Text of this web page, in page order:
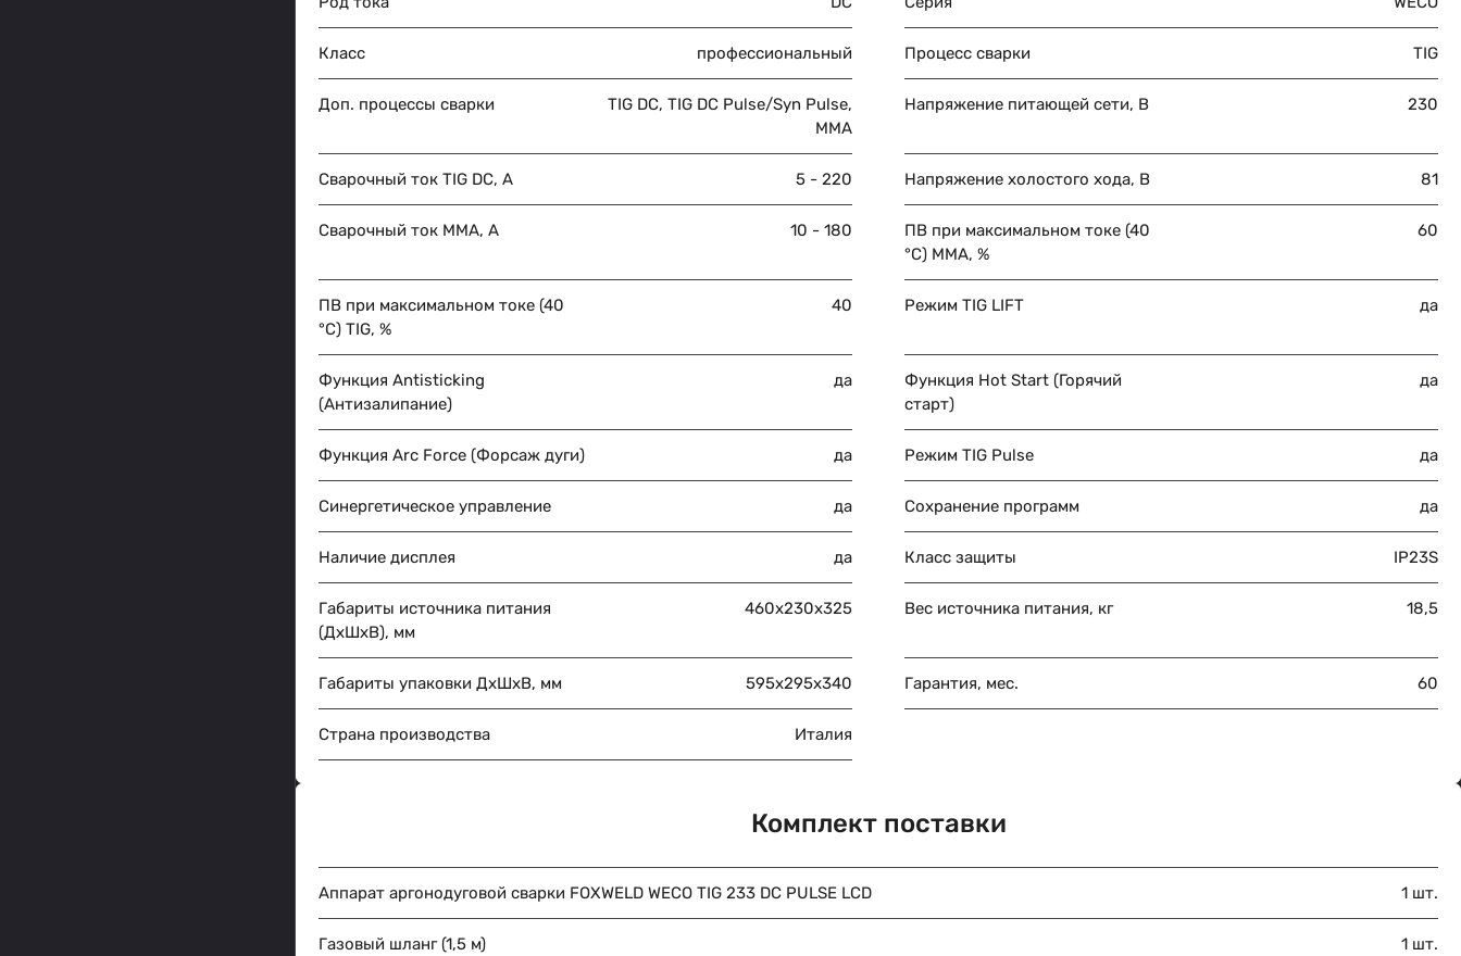
Класс профессиональный Процесс сварки TIG
Доп. процессы сварки
TIG DC, TIG DC Pulse/Syn Pulse,
MMA
Напряжение питающей сети, В 230
Сварочный ток TIG DC, А 5 - 220 Напряжение холостого хода, В 81
Сварочный ток MMA, А 10 - 180
ПВ при максимальном токе (40
°C) ММА, %
60
ПВ при максимальном токе (40
°C) TIG, %
40 Режим TIG LIFT да
Функция Antisticking
(Антизалипание)
да
Функция Hot Start (Горячий
старт)
да
Функция Arc Force (Форсаж дуги) да Режим TIG Pulse да
Синергетическое управление да Сохранение программ да
Наличие дисплея да Класс защиты IP23S
Габариты источника питания
(ДхШхВ), мм
460х230х325 Вес источника питания, кг 18,5
Габариты упаковки ДхШхВ, мм 595x295x340 Гарантия, мес. 60
Страна производства Италия
Комплект поставки
Аппарат аргонодуговой сварки FOXWELD WECO TIG 233 DC PULSE LCD 1 шт.
Газовый шланг (1,5 м) 1 шт.